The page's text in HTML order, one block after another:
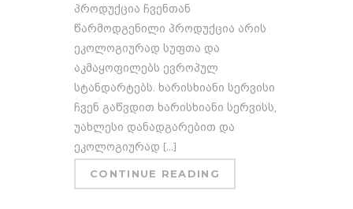
პროდუქცია ჩვენთან
წარმოდგენილი პროდუქცია არის
ეკოლოგიურად სუფთა და
აკმაყოფილებს ევროპულ
სტანდარტებს. ხარისხიანი სერვისი
ჩვენ გაწვდით ხარისხიანი სერვისს,
უახლესი დანადგარებით და
ეკოლოგიურად [...]
CONTINUE READING